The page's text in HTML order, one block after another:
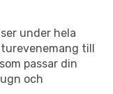
under hela
till
passar din
och